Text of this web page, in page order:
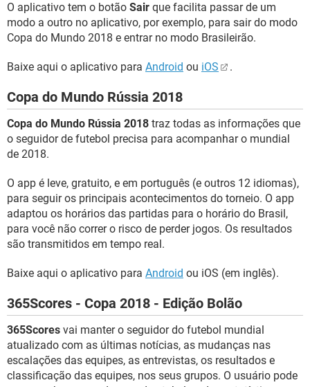
O aplicativo tem o botão Sair que facilita passar de um
modo a outro no aplicativo, por exemplo, para sair do modo
Copa do Mundo 2018 e entrar no modo Brasileirão.
Baixe aqui o aplicativo para Android ou iOS .
Copa do Mundo Rússia 2018
Copa do Mundo Rússia 2018 traz todas as informações que
o seguidor de futebol precisa para acompanhar o mundial
de 2018.
O app é leve, gratuito, e em português (e outros 12 idiomas),
para seguir os principais acontecimentos do torneio. O app
adaptou os horários das partidas para o horário do Brasil,
para você não correr o risco de perder jogos. Os resultados
são transmitidos em tempo real.
Baixe aqui o aplicativo para Android ou iOS (em inglês).
365Scores - Copa 2018 - Edição Bolão
365Scores vai manter o seguidor do futebol mundial
atualizado com as últimas notícias, as mudanças nas
escalações das equipes, as entrevistas, os resultados e
classificação das equipes, nos seus grupos. O usuário pode